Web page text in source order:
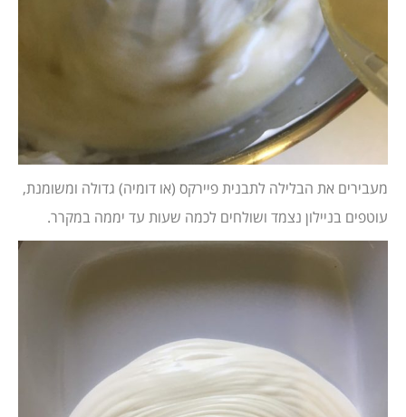
מעבירים את הבלילה לתבנית פיירקס (או דומיה) גדולה ומשומנת,
עוטפים בניילון נצמד ושולחים לכמה שעות עד יממה במקרר.